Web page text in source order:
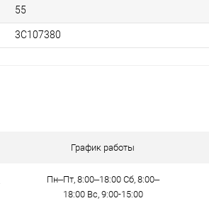
55
3С107380
График работы
Пн–Пт, 8:00–18:00 Сб, 8:00–
18:00 Вс, 9:00-15:00